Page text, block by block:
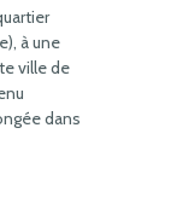
à une
ville de
dans